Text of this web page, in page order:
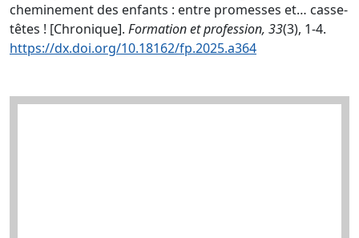
cheminement des enfants : entre promesses et… casse-
têtes ! [Chronique]. Formation et profession, 33(3), 1-4.
https://dx.doi.org/10.18162/fp.2025.a364